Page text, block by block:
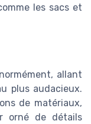
les sacs et
allant
plus audacieux.
de matériaux,
orné de détails